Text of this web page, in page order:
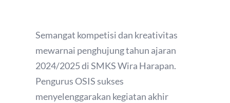
Semangat kompetisi dan kreativitas
mewarnai penghujung tahun ajaran
2024/2025 di SMKS Wira Harapan.
Pengurus OSIS sukses
menyelenggarakan kegiatan akhir